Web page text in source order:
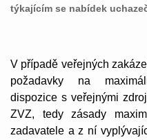
týkajícím se nabídek
V případě veřejných
požadavky na
dispozice s veřejnými
ZVZ, tedy zásady
zadavatele a z ní